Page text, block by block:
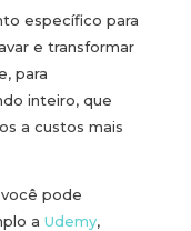
específico para
e transformar
para
inteiro, que
a custos mais
pode
a Udemy,